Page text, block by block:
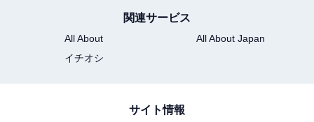
関連サービス
All About
All About Japan
イチオシ
サイト情報